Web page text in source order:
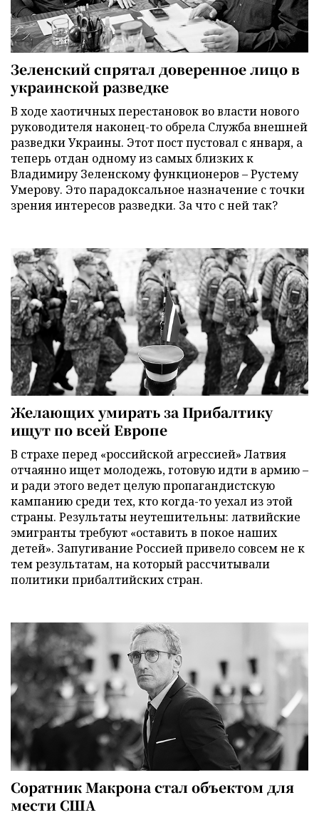
Зеленский спрятал доверенное лицо в
украинской разведке
В ходе хаотичных перестановок во власти нового
руководителя наконец-то обрела Служба внешней
разведки Украины. Этот пост пустовал с января, а
теперь отдан одному из самых близких к
Владимиру Зеленскому функционеров – Рустему
Умерову. Это парадоксальное назначение с точки
зрения интересов разведки. За что с ней так?
Желающих умирать за Прибалтику
ищут по всей Европе
В страхе перед «российской агрессией» Латвия
отчаянно ищет молодежь, готовую идти в армию –
и ради этого ведет целую пропагандистскую
кампанию среди тех, кто когда-то уехал из этой
страны. Результаты неутешительны: латвийские
эмигранты требуют «оставить в покое наших
детей». Запугивание Россией привело совсем не к
тем результатам, на который рассчитывали
политики прибалтийских стран.
Соратник Макрона стал объектом для
мести США